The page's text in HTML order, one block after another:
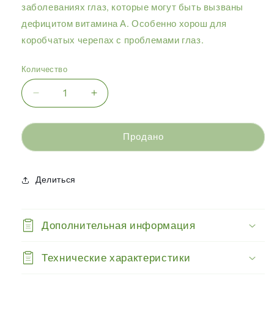
заболеваниях глаз, которые могут быть вызваны
дефицитом витамина А. Особенно хорош для
коробчатых черепах с проблемами глаз.
Количество
Уменьшить
количество
Zoo
-
для
глаз
Увеличить
количество
Zoo
-
Продано
Делиться
Дополнительная информация
Технические характеристики